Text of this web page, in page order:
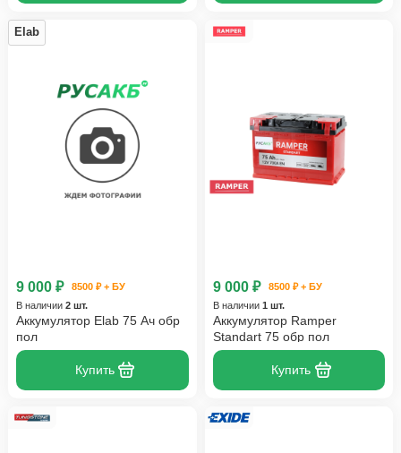
Elab
9 000 ₽
8500 ₽ + БУ
В наличии 2 шт.
Аккумулятор Elab 75 Ач обр
пол
Купить
9 000 ₽
8500 ₽ + БУ
В наличии 1 шт.
Аккумулятор Ramper
Standart 75 обр пол
Купить